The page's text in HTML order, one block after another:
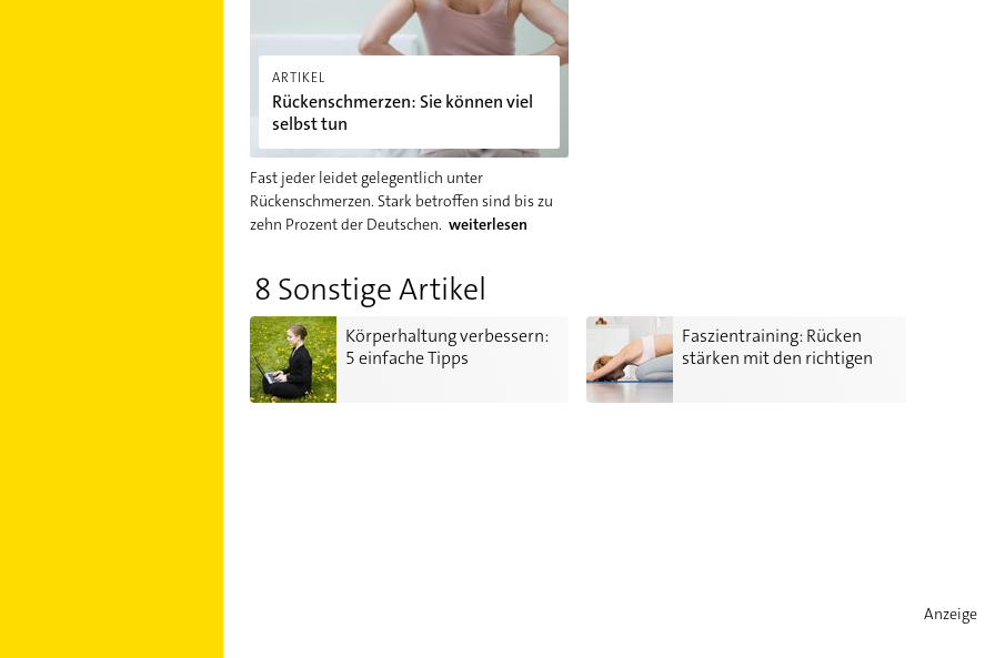
ARTIKEL
Rückenschmerzen: Sie können viel
selbst tun
Fast jeder leidet gelegentlich unter
Rückenschmerzen. Stark betroffen sind bis zu
zehn Prozent der Deutschen. weiterlesen
8 Sonstige Artikel
Körperhaltung verbessern:
5 einfache Tipps
Körperhaltung verbessern: 5 einfache Tipps
Faszientraining: Rücken
stärken mit den richtigen
Faszientraining: Rücken stärken mit den richtigen
Anzeige